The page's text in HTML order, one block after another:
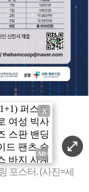
X
포스터. (사진=세